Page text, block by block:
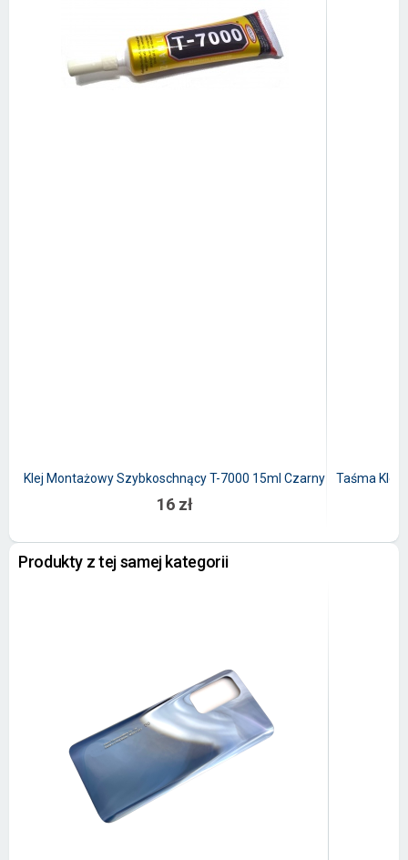
Klej Montażowy Szybkoschnący T-7000 15ml Czarny
16 zł
Taśma
Produkty z tej samej kategorii